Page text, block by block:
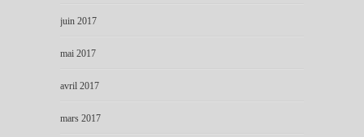
juin 2017
mai 2017
avril 2017
mars 2017